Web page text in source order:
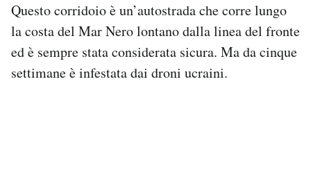
Questo corridoio è un’autostrada che corre lungo
la costa del Mar Nero lontano dalla linea del fronte
ed è sempre stata considerata sicura. Ma da cinque
settimane è infestata dai droni ucraini.